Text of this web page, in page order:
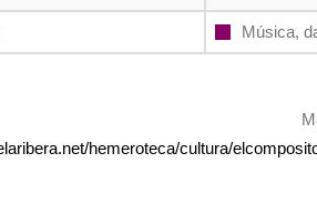
Música,
hemeroteca/cultura/